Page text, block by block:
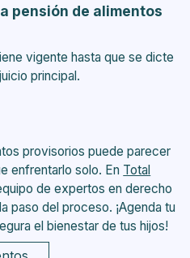
pensión de alimentos
vigente hasta que se dicte
principal.
provisorios puede parecer
enfrentarlo solo. En Total
de expertos en derecho
paso del proceso. ¡Agenda tu
el bienestar de tus hijos!